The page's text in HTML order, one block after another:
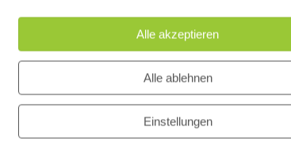
Alle akzeptieren
Alle ablehnen
Einstellungen